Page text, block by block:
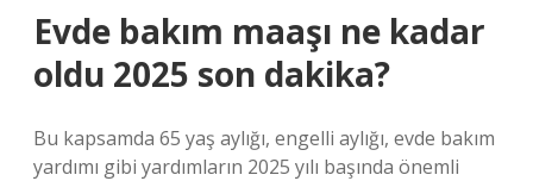
Evde bakım maaşı ne kadar
oldu 2025 son dakika?
Bu kapsamda 65 yaş aylığı, engelli aylığı, evde bakım
yardımı gibi yardımların 2025 yılı başında önemli